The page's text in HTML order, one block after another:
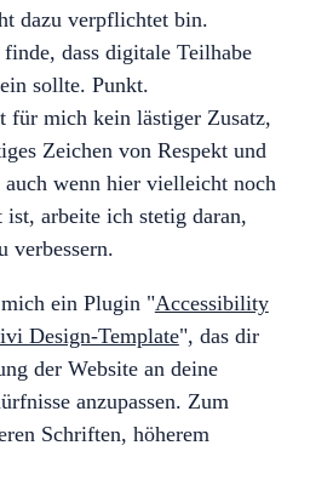
dazu verpflichtet bin.
dass digitale Teilhabe
sollte. Punkt.
für mich kein lästiger Zusatz,
Zeichen von Respekt und
wenn hier vielleicht noch
arbeite ich stetig daran,
verbessern.
ein Plugin "Accessibility
Design-Template", das dir
der Website an deine
anzupassen. Zum
Schriften, höherem